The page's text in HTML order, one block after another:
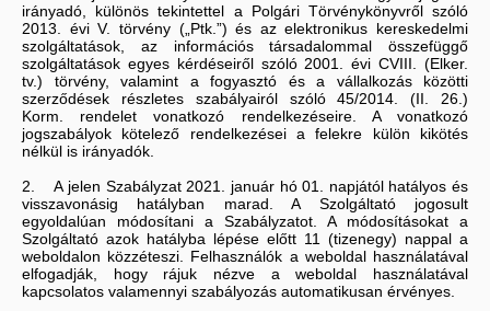
irányadó, különös tekintettel a Polgári Törvénykönyvről szóló
2013. évi V. törvény („Ptk.”) és az elektronikus kereskedelmi
szolgáltatások, az információs társadalommal összefüggő
szolgáltatások egyes kérdéseiről szóló 2001. évi CVIII. (Elker.
tv.) törvény, valamint a fogyasztó és a vállalkozás közötti
szerződések részletes szabályairól szóló 45/2014. (II. 26.)
Korm. rendelet vonatkozó rendelkezéseire. A vonatkozó
jogszabályok kötelező rendelkezései a felekre külön kikötés
nélkül is irányadók.
2. A jelen Szabályzat 2021. január hó 01. napjától hatályos és
visszavonásig hatályban marad. A Szolgáltató jogosult
egyoldalúan módosítani a Szabályzatot. A módosításokat a
Szolgáltató azok hatályba lépése előtt 11 (tizenegy) nappal a
weboldalon közzéteszi. Felhasználók a weboldal használatával
elfogadják, hogy rájuk nézve a weboldal használatával
kapcsolatos valamennyi szabályozás automatikusan érvényes.